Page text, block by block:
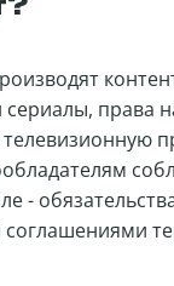
права
-